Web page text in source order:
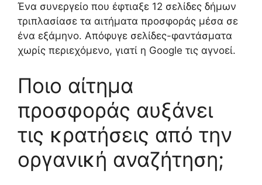
Ένα συνεργείο που έφτιαξε 12 σελίδες δήμων
τριπλασίασε τα αιτήματα προσφοράς μέσα σε
ένα εξάμηνο. Απόφυγε σελίδες-φαντάσματα
χωρίς περιεχόμενο, γιατί η Google τις αγνοεί.
Ποιο αίτημα
προσφοράς αυξάνει
τις κρατήσεις από την
οργανική αναζήτηση;